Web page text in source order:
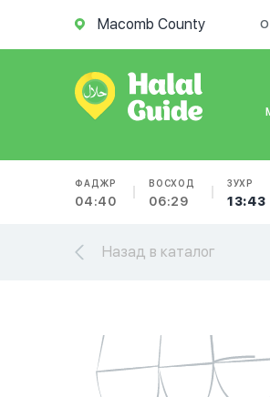
Macomb County О
ФАДЖР
04:40
ВОСХОД
06:29
ЗУХР
13:43
Назад в каталог